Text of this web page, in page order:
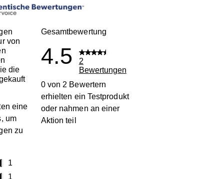
von
die
eine
um
zu
1
1 Bewertung mit 5 Sternen.
1
Gesamtbewertung
4.5
2
Bewertungen
0 von 2 Bewertern
erhielten ein Testprodukt
oder nahmen an einer
Aktion teil